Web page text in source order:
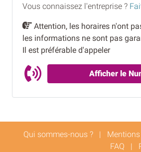
Vous connaissez l'entreprise ?
Attention, les horaires n'ont
les informations ne sont pas
Il est préférable d'appeler
Afficher le
Qui sommes-nous ? |
FAQ |